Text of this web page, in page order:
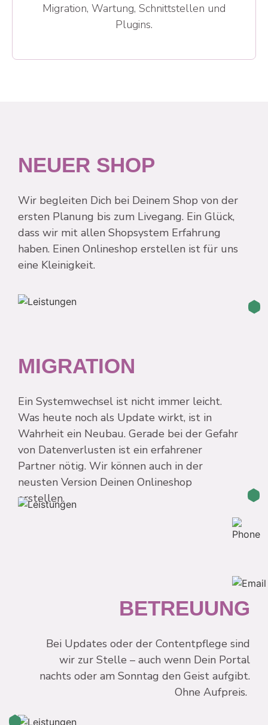
Migration, Wartung, Schnittstellen und
Plugins.
NEUER SHOP
Wir begleiten Dich bei Deinem Shop von der
ersten Planung bis zum Livegang. Ein Glück,
dass wir mit allen Shopsystem Erfahrung
haben. Einen Onlineshop erstellen ist für uns
eine Kleinigkeit.
MIGRATION
Ein Systemwechsel ist nicht immer leicht.
Was heute noch als Update wirkt, ist in
Wahrheit ein Neubau. Gerade bei der Gefahr
von Datenverlusten ist ein erfahrener
Partner nötig. Wir können auch in der
neusten Version Deinen Onlineshop
erstellen.
BETREUUNG
Bei Updates oder der Contentpflege sind
wir zur Stelle – auch wenn Dein Portal
nachts oder am Sonntag den Geist aufgibt.
Ohne Aufpreis.